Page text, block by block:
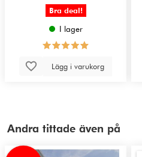
Bra deal!
I lager
Lägg i varukorg
Andra tittade även på